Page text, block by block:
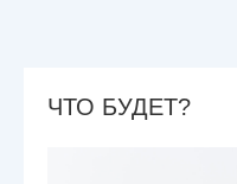
ЧТО БУДЕТ?